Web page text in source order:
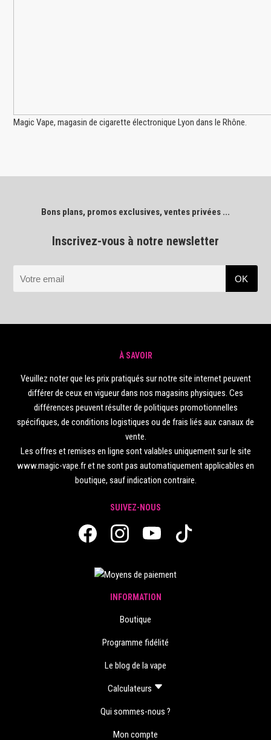
Magic Vape, magasin de cigarette électronique Lyon dans le Rhône.
Bons plans, promos exclusives, ventes privées ...
Inscrivez-vous à notre newsletter
À SAVOIR
Veuillez noter que les prix pratiqués sur notre site internet peuvent
différer de ceux en vigueur dans nos magasins physiques. Ces
différences peuvent résulter de politiques promotionnelles
spécifiques, de conditions logistiques ou de frais liés aux canaux de
vente.
Les offres et remises en ligne sont valables uniquement sur le site
www.magic-vape.fr et ne sont pas automatiquement applicables en
boutique, sauf indication contraire.
SUIVEZ-NOUS
INFORMATION
Boutique
Programme fidélité
Le blog de la vape
Calculateurs
Qui sommes-nous ?
Mon compte